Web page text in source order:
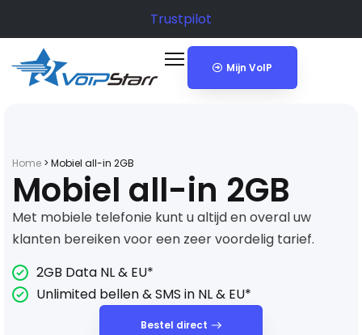
Trustpilot
Mijn VoIP
Home > Mobiel all-in 2GB
Mobiel all-in 2GB
Met mobiele telefonie kunt u altijd en overal uw
klanten bereiken voor een zeer voordelig tarief.
2GB Data NL & EU*
Unlimited bellen & SMS in NL & EU*
Bestel direct